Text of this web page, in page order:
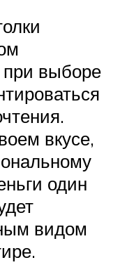
при выборе
вкусе,
один
видом